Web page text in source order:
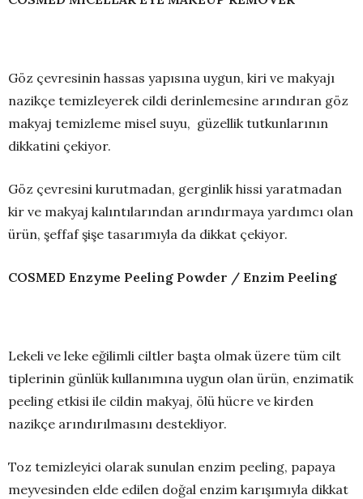
Göz çevresinin hassas yapısına uygun, kiri ve makyajı
nazikçe temizleyerek cildi derinlemesine arındıran göz
makyaj temizleme misel suyu, güzellik tutkunlarının
dikkatini çekiyor.
Göz çevresini kurutmadan, gerginlik hissi yaratmadan
kir ve makyaj kalıntılarından arındırmaya yardımcı olan
ürün, şeffaf şişe tasarımıyla da dikkat çekiyor.
COSMED Enzyme Peeling Powder / Enzim Peeling
Lekeli ve leke eğilimli ciltler başta olmak üzere tüm cilt
tiplerinin günlük kullanımına uygun olan ürün, enzimatik
peeling etkisi ile cildin makyaj, ölü hücre ve kirden
nazikçe arındırılmasını destekliyor.
Toz temizleyici olarak sunulan enzim peeling, papaya
meyvesinden elde edilen doğal enzim karışımıyla dikkat